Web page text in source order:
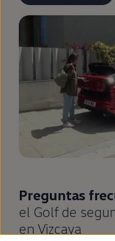
Preguntas
el Golfde
en Vizcaya